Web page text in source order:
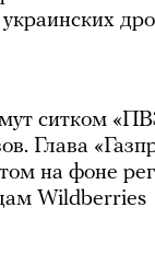
ситком
Глава
на фоне
Wildberries